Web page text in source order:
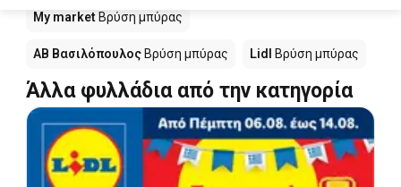
My market Βρύση μπύρας
ΑΒ Βασιλόπουλος Βρύση μπύρας Lidl Βρύση μπύρας
Άλλα φυλλάδια από την κατηγορία